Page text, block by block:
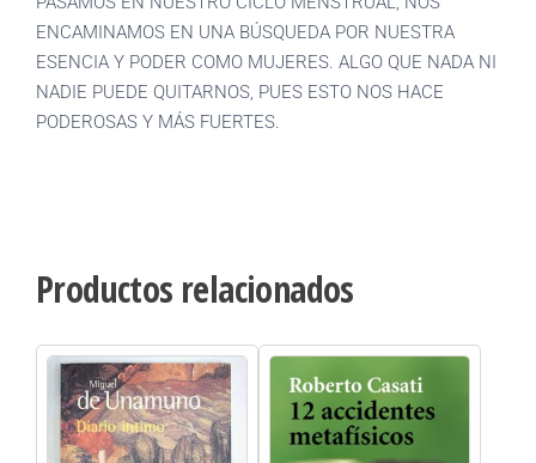
ENCAMINAMOS EN UNA BÚSQUEDA POR NUESTRA
ESENCIA Y PODER COMO MUJERES. ALGO QUE NADA NI
NADIE PUEDE QUITARNOS, PUES ESTO NOS HACE
PODEROSAS Y MÁS FUERTES.
Productos relacionados